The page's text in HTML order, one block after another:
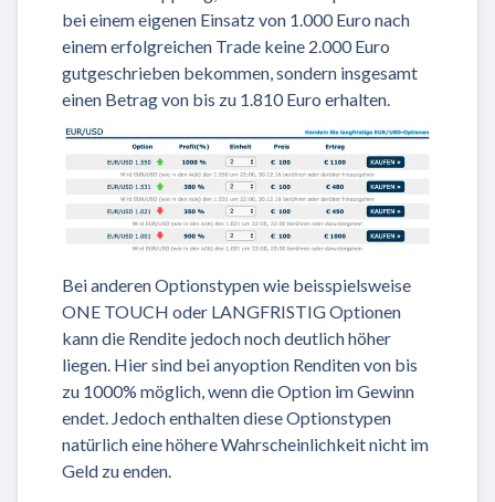
bei einem eigenen Einsatz von 1.000 Euro nach
einem erfolgreichen Trade keine 2.000 Euro
gutgeschrieben bekommen, sondern insgesamt
einen Betrag von bis zu 1.810 Euro erhalten.
Bei anderen Optionstypen wie beisspielsweise
ONE TOUCH oder LANGFRISTIG Optionen
kann die Rendite jedoch noch deutlich höher
liegen. Hier sind bei anyoption Renditen von bis
zu 1000% möglich, wenn die Option im Gewinn
endet. Jedoch enthalten diese Optionstypen
natürlich eine höhere Wahrscheinlichkeit nicht im
Geld zu enden.